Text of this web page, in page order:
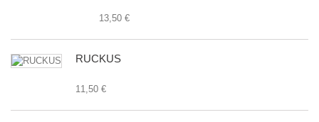
13,50 €
RUCKUS
11,50 €